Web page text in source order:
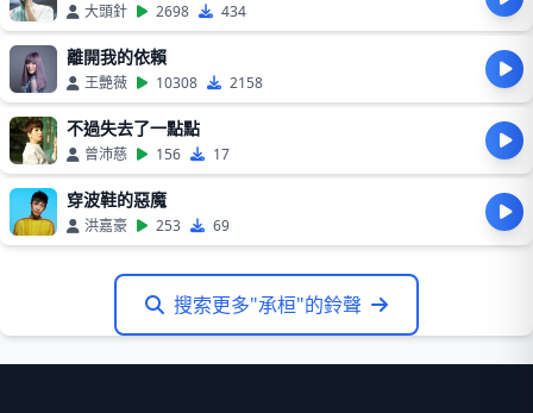
大頭針 2698 434
離開我的依賴
王艷薇 10308 2158
不過失去了一點點
曾沛慈 156 17
穿波鞋的惡魔
洪嘉豪 253 69
搜索更多"承桓"的鈴聲